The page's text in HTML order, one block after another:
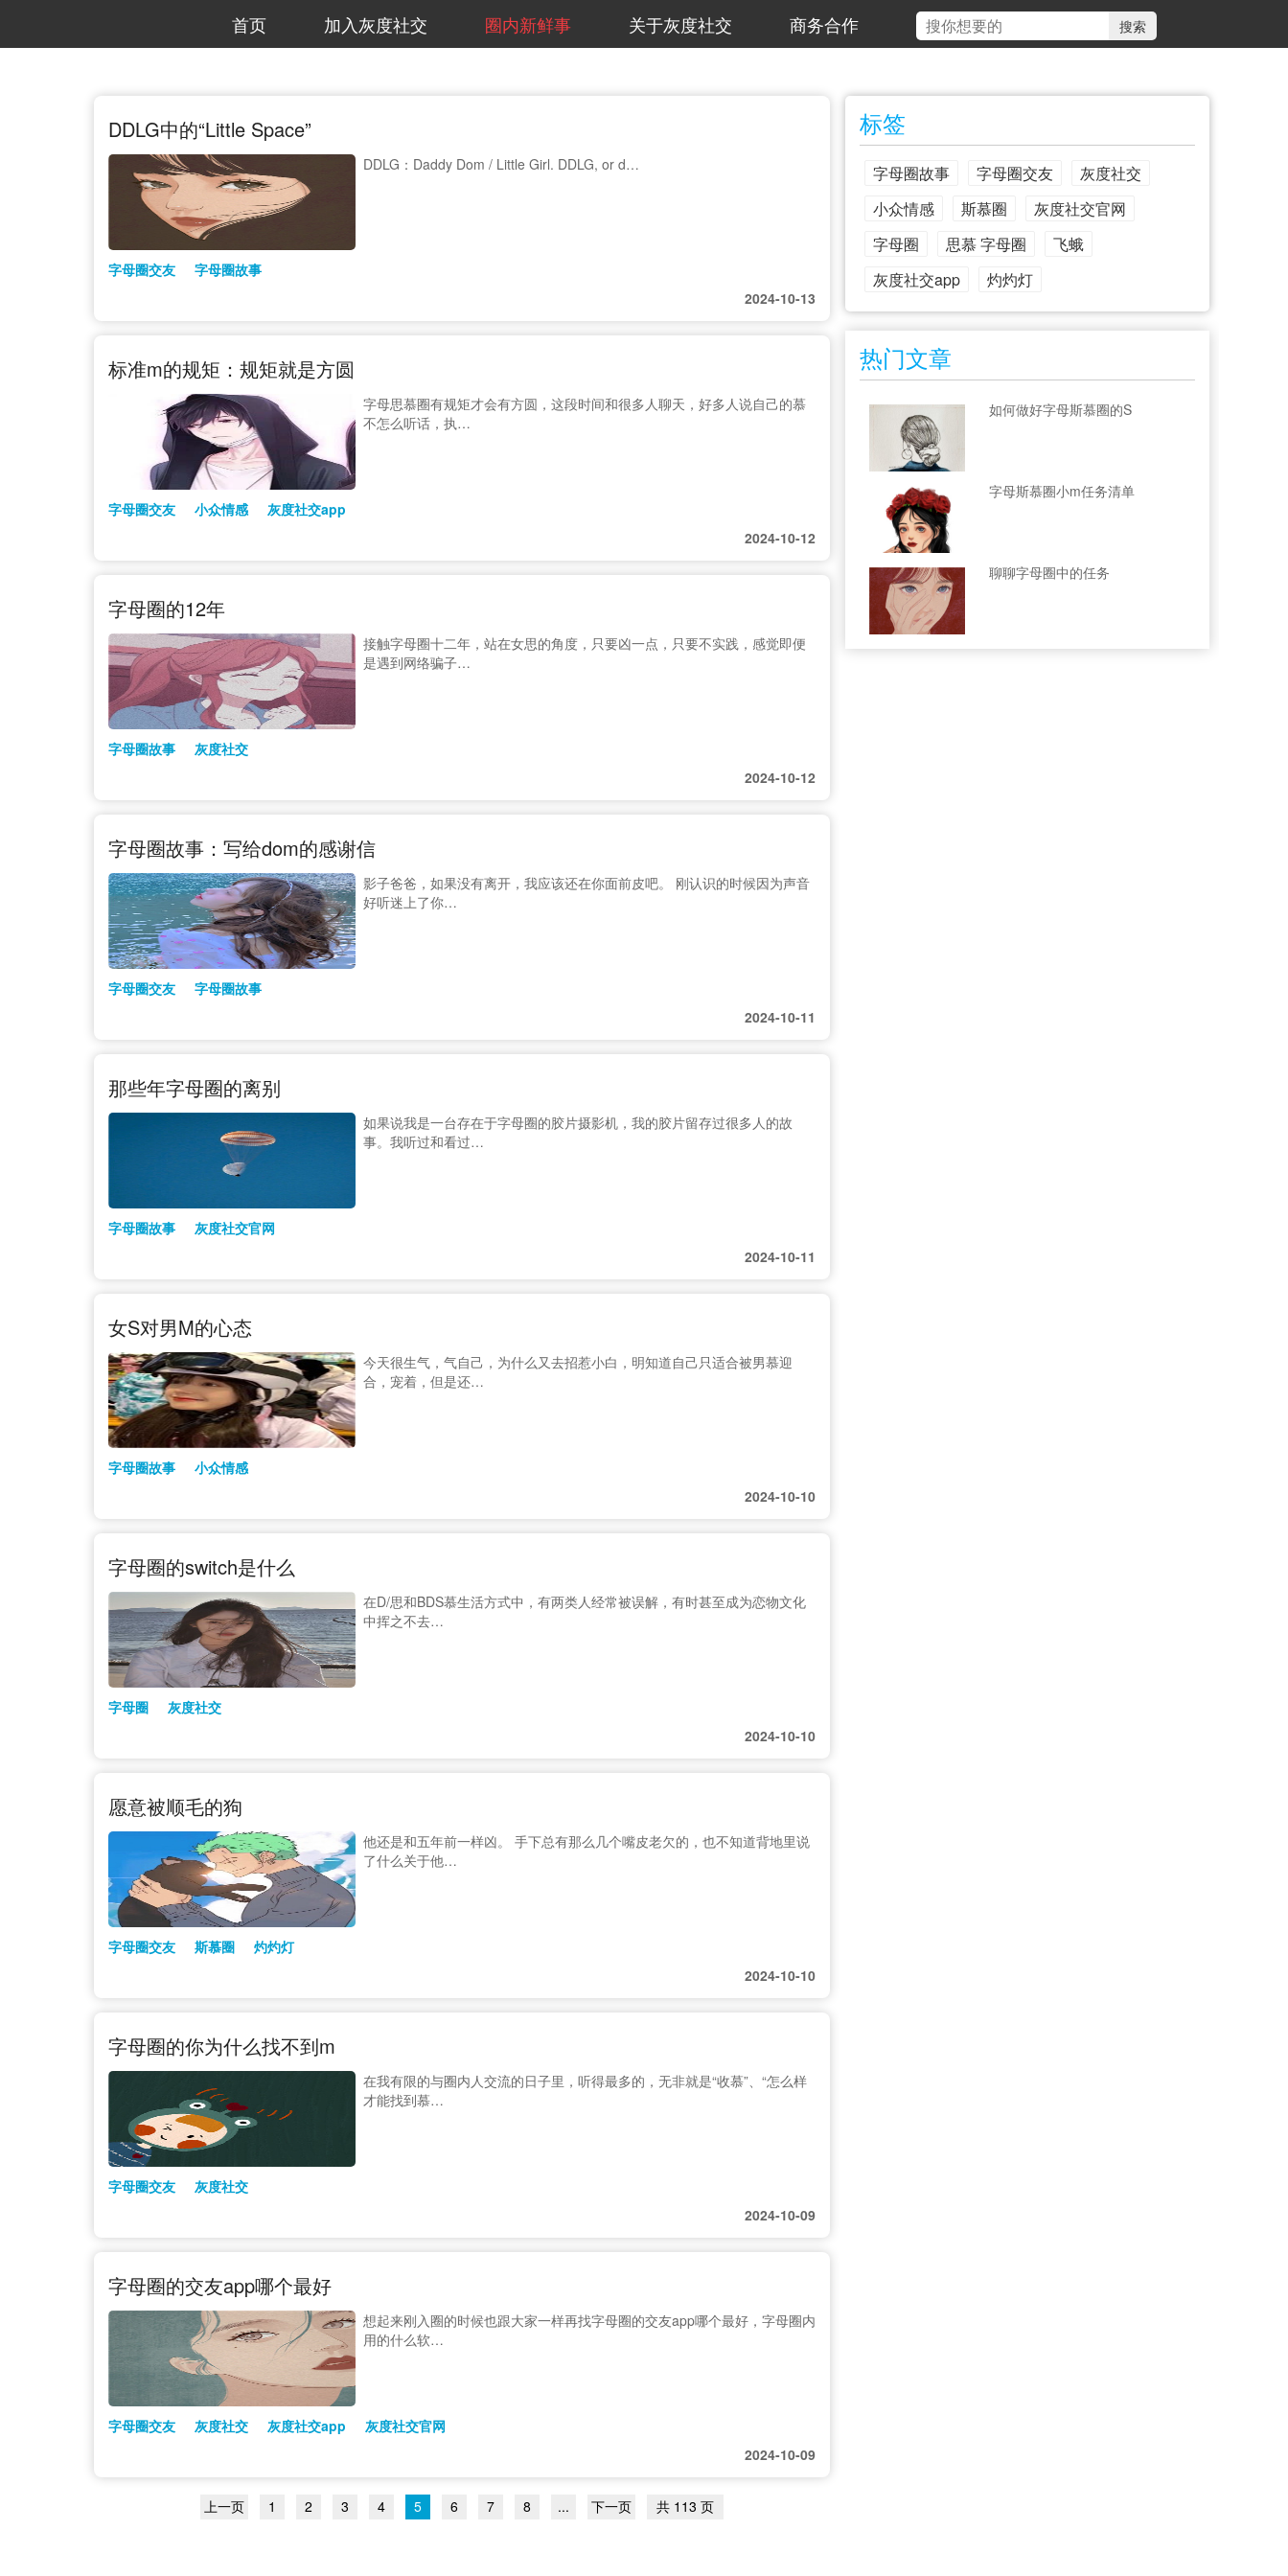
首页 加入灰度社交 圈内新鲜事 关于灰度社交 商务合作
DDLG中的“Little Space”
DDLG：Daddy Dom / Little Girl. DDLG, or d…
字母圈交友
字母圈故事
2024-10-13
标准m的规矩：规矩就是方圆
字母思慕圈有规矩才会有方圆，这段时间和很多人聊天，好多人说自己的慕
不怎么听话，执…
字母圈交友 小众情感
灰度社交app
2024-10-12
字母圈的12年
接触字母圈十二年，站在女思的角度，只要凶一点，只要不实践，感觉即便
是遇到网络骗子…
字母圈故事
灰度社交
2024-10-12
字母圈故事：写给dom的感谢信
影子爸爸，如果没有离开，我应该还在你面前皮吧。 刚认识的时候因为声音
好听迷上了你…
字母圈交友
字母圈故事
2024-10-11
那些年字母圈的离别
如果说我是一台存在于字母圈的胶片摄影机，我的胶片留存过很多人的故
事。我听过和看过…
字母圈故事
灰度社交官网
2024-10-11
女S对男M的心态
今天很生气，气自己，为什么又去招惹小白，明知道自己只适合被男慕迎
合，宠着，但是还…
字母圈故事
小众情感
2024-10-10
字母圈的switch是什么
在D/思和BDS慕生活方式中，有两类人经常被误解，有时甚至成为恋物文化
中挥之不去…
字母圈
灰度社交
2024-10-10
愿意被顺毛的狗
他还是和五年前一样凶。 手下总有那么几个嘴皮老欠的，也不知道背地里说
了什么关于他…
字母圈交友 斯慕圈
灼灼灯
2024-10-10
字母圈的你为什么找不到m
在我有限的与圈内人交流的日子里，听得最多的，无非就是“收慕”、“怎么样
才能找到慕…
字母圈交友
灰度社交
2024-10-09
字母圈的交友app哪个最好
想起来刚入圈的时候也跟大家一样再找字母圈的交友app哪个最好，字母圈内
用的什么软…
字母圈交友 灰度社交 灰度社交app
灰度社交官网
2024-10-09
上一页 1 2 3 4 5 6 7 8 ... 下一页 共 113 页
标签
字母圈故事 字母圈交友
灰度社交
小众情感
斯慕圈
灰度社交官网
字母圈
思慕 字母圈
飞蛾
灰度社交app
灼灼灯
热门文章
如何做好字母斯慕圈的S
字母斯慕圈小m任务清单
聊聊字母圈中的任务